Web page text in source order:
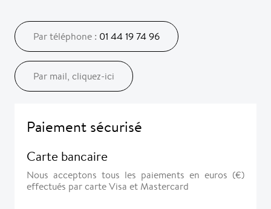
Par téléphone : 01 44 19 74 96
Par mail, cliquez-ici
Paiement sécurisé
Carte bancaire
Nous acceptons tous les paiements en euros (€)
effectués par carte Visa et Mastercard